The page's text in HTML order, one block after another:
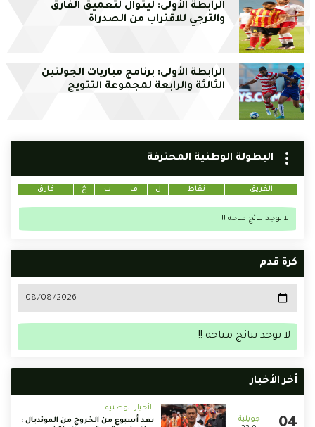
الرابطة الأولى: ليتوال لتعميق الفارق
والترجي للاقتراب من الصدراة
الرابطة الأولى: برنامج مباريات الجولتين
الثالثة والرابعة لمجموعة التتويج
البطولة الوطنية المحترفة
الفريق نقاط ل ف ت خ فارق
لا توجد نتائج متاحة !!
كرة قدم
لا توجد نتائج متاحة !!
أخر الأخبار
الأخبار الوطنية
بعد أسبوع من الخروج من المونديال :